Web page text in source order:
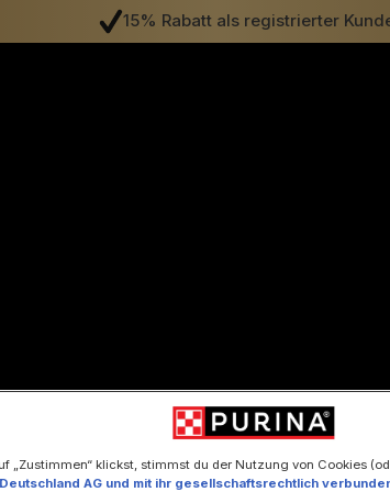
15% Rabatt als registrierter
„Zustimmen“ klickst, stimmst du der Nutzung von Cookies
AG und mit ihr gesellschaftsrechtlich